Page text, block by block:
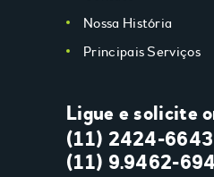
Nossa História
Principais Serviços
Ligue e solicite
(11) 2424-6643
(11) 9.9462-